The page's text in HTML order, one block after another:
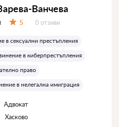
Ванчева
5 Отзиви:
0 отзиви
в сексуални престъпления
в киберпрестъпления
право
в нелегална имиграция
Адвокат
Хасково